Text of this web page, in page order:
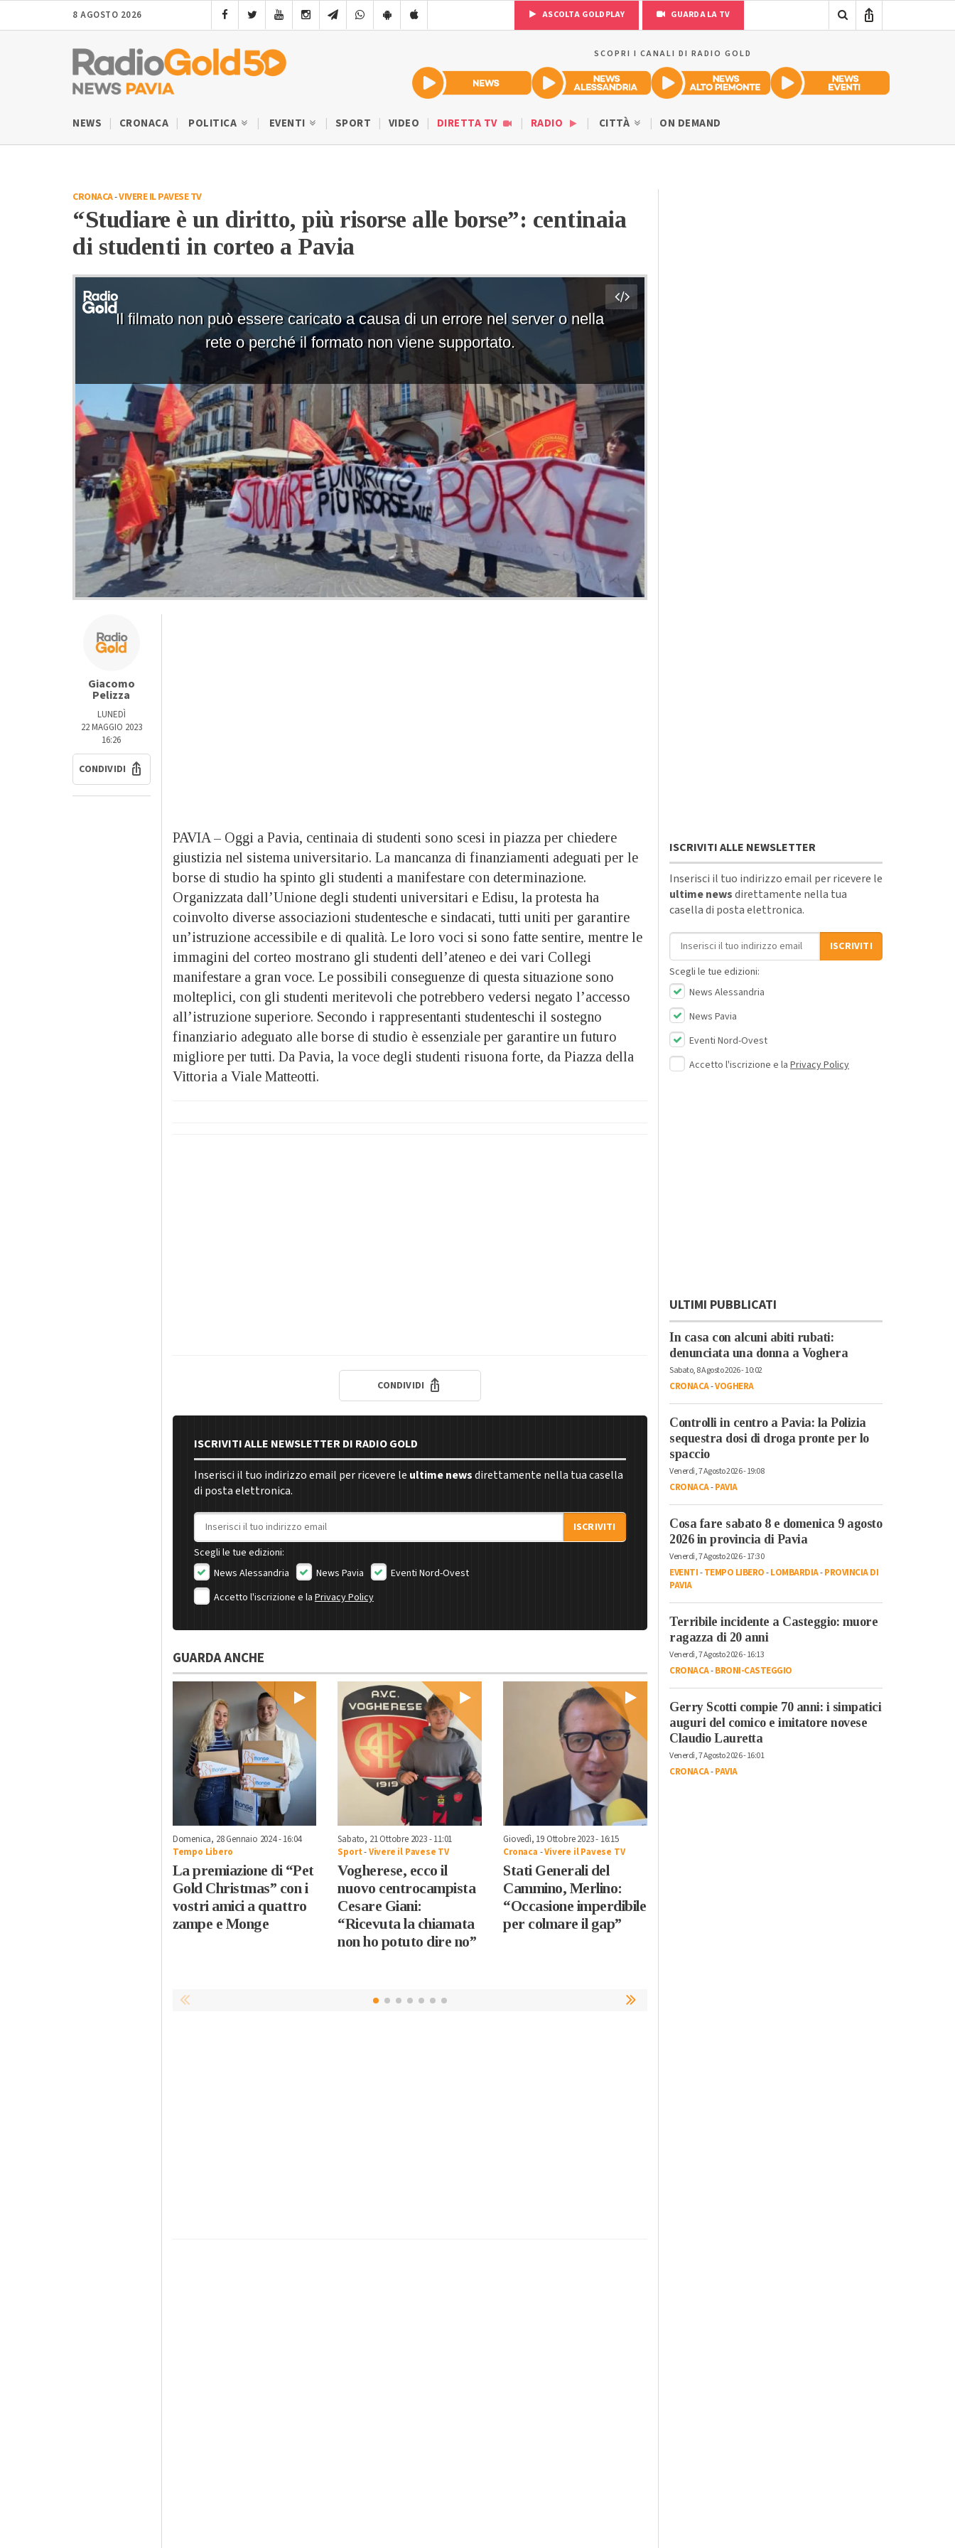
8 AGOSTO 2026 ASCOLTA GOLDPLAY GUARDA LA TV
SCOPRI I CANALI DI RADIO GOLD
NEWS CRONACA POLITICA EVENTI SPORT VIDEO DIRETTA TV RADIO CITTÀ ON DEMAND
CRONACA-VIVERE IL PAVESE TV
“Studiare è un diritto, più risorse alle borse”: centinaia
di studenti in corteo a Pavia
Giacomo
Pelizza
LUNEDÌ
22 MAGGIO 2023
16:26
CONDIVIDI
PAVIA – Oggi a Pavia, centinaia di studenti sono scesi in piazza per chiedere
giustizia nel sistema universitario. La mancanza di finanziamenti adeguati per le
borse di studio ha spinto gli studenti a manifestare con determinazione.
Organizzata dall’Unione degli studenti universitari e Edisu, la protesta ha
coinvolto diverse associazioni studentesche e sindacati, tutti uniti per garantire
un’istruzione accessibile e di qualità. Le loro voci si sono fatte sentire, mentre le
immagini del corteo mostrano gli studenti dell’ateneo e dei vari Collegi
manifestare a gran voce. Le possibili conseguenze di questa situazione sono
molteplici, con gli studenti meritevoli che potrebbero vedersi negato l’accesso
all’istruzione superiore. Secondo i rappresentanti studenteschi il sostegno
finanziario adeguato alle borse di studio è essenziale per garantire un futuro
migliore per tutti. Da Pavia, la voce degli studenti risuona forte, da Piazza della
Vittoria a Viale Matteotti.
CONDIVIDI
ISCRIVITI ALLE NEWSLETTER DI RADIO GOLD
Inserisci il tuo indirizzo email per ricevere le ultime newsdirettamente nella tua casella
di posta elettronica.
Indirizzo email
ISCRIVITI
Scegli le tue edizioni:
News Alessandria
News Pavia
Eventi Nord-Ovest
Accetto l'iscrizione e laPrivacy Policy
GUARDA ANCHE
Domenica, 28 Gennaio 2024 - 16:04
Tempo Libero
La premiazione di “Pet
Gold Christmas” con i
vostri amici a quattro
zampe e Monge
Sabato, 21 Ottobre 2023 - 11:01
Sport-Vivere il Pavese TV
Vogherese, ecco il
nuovo centrocampista
Cesare Giani:
“Ricevuta la chiamata
non ho potuto dire no”
Giovedì, 19 Ottobre 2023 - 16:15
Cronaca -Vivere il Pavese TV
Stati Generali del
Cammino, Merlino:
“Occasione imperdibile
per colmare il gap”
ISCRIVITI ALLE NEWSLETTER
Inserisci il tuo indirizzo email per ricevere le
ultime newsdirettamente nella tua
casella di posta elettronica.
Indirizzo email
ISCRIVITI
Scegli le tue edizioni:
News Alessandria
News Pavia
Eventi Nord-Ovest
Accetto l'iscrizione e la Privacy Policy
ULTIMI PUBBLICATI
In casa con alcuni abiti rubati:
denunciata una donna a Voghera
Sabato, 8 Agosto 2026 - 10:02
CRONACA-VOGHERA
Controlli in centro a Pavia: la Polizia
sequestra dosi di droga pronte per lo
spaccio
Venerdì, 7 Agosto 2026 - 19:08
CRONACA-PAVIA
Cosa fare sabato 8 e domenica 9 agosto
2026 in provincia di Pavia
Venerdì, 7 Agosto 2026 - 17:30
EVENTI-TEMPO LIBERO-LOMBARDIA-PROVINCIA DI
PAVIA
Terribile incidente a Casteggio: muore
ragazza di 20 anni
Venerdì, 7 Agosto 2026 - 16:13
CRONACA-BRONI-CASTEGGIO
Gerry Scotti compie 70 anni: i simpatici
auguri del comico e imitatore novese
Claudio Lauretta
Venerdì, 7 Agosto 2026 - 16:01
CRONACA-PAVIA